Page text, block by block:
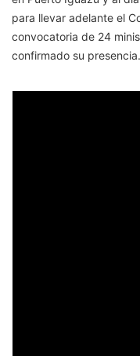
para llevar adelante el
convocatoria de 24
confirmado su presencia.